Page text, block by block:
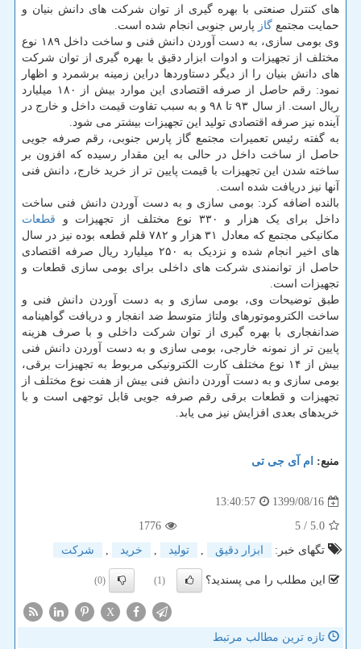
های کنترل صنعتی با بهره گیری از توان شرکت های دانش بنیان و
حمایت مجتمع گاز پارس جنوبی انجام شده است.
وی بومی سازی، به دست آوردن دانش فنی و ساخت داخل ۱۸۹ نوع
مختلف از تجهیزات و ادوات ابزار دقیق با بهره گیری از توان شرکت
های دانش بنیان را از دیگر دستاوردها دراین زمینه برشمرد و اظهار
نمود: رقم حاصل از صرفه اقتصادی این موارد بیش از ۱۸۰ میلیارد
ریال است. از سال ۹۳ تا ۹۸ و به سبب تفاوت قیمت داخل و خارج در
آینده نیز صرفه اقتصادی تولید این تجهیزات بیشتر می شود.
به گفته رئیس تعمیرات مجتمع گاز پارس جنوبی، رقم صرفه جویی
حاصل از ساخت داخل در حالی به این مقدار رسیده که افزون بر
ساخته شدن این تجهیزات با قیمت پایین تر از خرید خارج، دانش فنی
آنها نیز دریافت شده است.
بالنده اضافه کرد: بومی سازی و به دست آوردن دانش فنی ساخت
داخل برای یک هزار و ۳۳۰ نوع مختلف از تجهیزات و
قطعات
مکانیکی مجتمع که معادل ۳۱ هزار و ۷۸۲ قلم قطعه بوده نیز در سال
های اخیر انجام شده و نزدیک به ۲۵۰ میلیارد ریال صرفه اقتصادی
حاصل از توانمندی شرکت های داخلی برای بومی سازی قطعات و
تجهیزات است.
طبق توضیحات وی، بومی سازی و به دست آوردن دانش فنی و
ساخت الکتروموتورهای ولتاژ متوسط ضد انفجار و دریافت گواهینامه
ضدانفجاری با بهره گیری از توان شرکت داخلی و با صرف هزینه
پایین تر از نمونه خارجی، بومی سازی و به دست آوردن دانش فنی
بیش از ۱۴ نوع مختلف کارت الکترونیکی مربوط به تجهیزات برقی،
بومی سازی و به دست آوردن دانش فنی بیش از هفت نوع مختلف از
تجهیزات و قطعات برقی رقم صرفه جویی قابل توجهی است و با
خریدهای بعدی افزایش نیز می یابد.
منبع: ام آی جی تی
1399/08/16
13:40:57
5.0
/ 5
1776
تگهای خبر:
ابزار دقیق , تولید , خرید , شركت
این مطلب را می پسندید؟ (1)
(0)
X
تازه ترین مطالب مرتبط